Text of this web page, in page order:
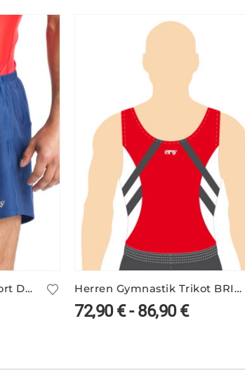
Weite Trainings-Turnshort DEAN/1 – viele Farben Herren Gymnastik Trikot BRIAN/1 mit Einsätzen
72,90€-86,90€